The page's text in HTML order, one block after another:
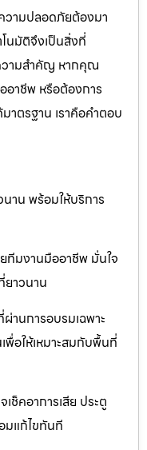
วามปลอดภัยต้องมา
นมัติจึงเป็นสิ่งที่
วามสำคัญ หากคุณ
อาชีพ หรือต้องการ
มาตรฐาน เราคือคำตอบ
าน พร้อมให้บริการ
ทีมงานมืออาชีพ มั่นใจ
ยาวนาน
านการอบรมเฉพาะ
พื่อให้เหมาะสมกับพื้นที่
ช็คอาการเสีย ประตู
มแก้ไขทันที